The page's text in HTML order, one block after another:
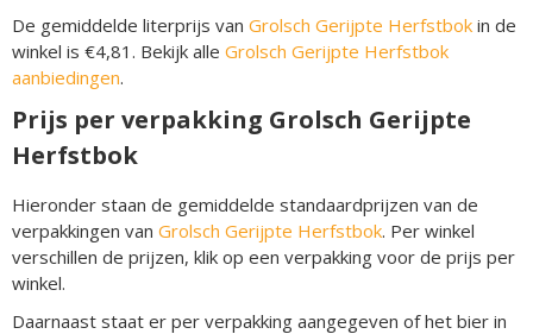
De gemiddelde literprijs van Grolsch Gerijpte Herfstbok in de
winkel is €4,81. Bekijk alle Grolsch Gerijpte Herfstbok
aanbiedingen.
Prijs per verpakking Grolsch Gerijpte
Herfstbok
Hieronder staan de gemiddelde standaardprijzen van de
verpakkingen van Grolsch Gerijpte Herfstbok. Per winkel
verschillen de prijzen, klik op een verpakking voor de prijs per
winkel.
Daarnaast staat er per verpakking aangegeven of het bier in